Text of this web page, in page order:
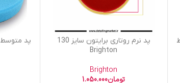
افزودن به سبد خرید
پد نرم روتاری برایتون سایز 130
Brighton
Brighton
تومان1.050.000
افزودن به